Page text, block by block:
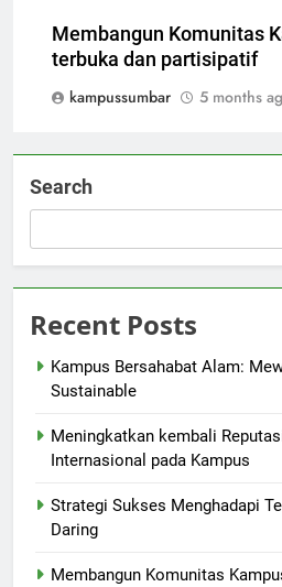
Membangun Komunitas
terbuka dan partisipatif
kampussumbar
5 months
Search
Recent Posts
Kampus Bersahabat Alam:
Sustainable
Meningkatkan kembali
Internasional pada Kampus
Strategi Sukses Menghadapi
Daring
Membangun Komunitas